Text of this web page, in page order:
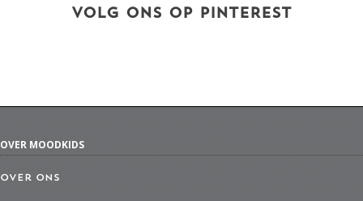
VOLG ONS OP PINTEREST
OVER MOODKIDS
Over ons